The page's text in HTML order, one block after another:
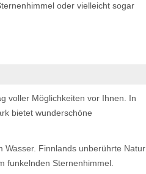
oder vielleicht sogar
voller Möglichkeiten vor Ihnen. In
bietet wunderschöne
Wasser. Finnlands unberührte Natur
funkelnden Sternenhimmel.